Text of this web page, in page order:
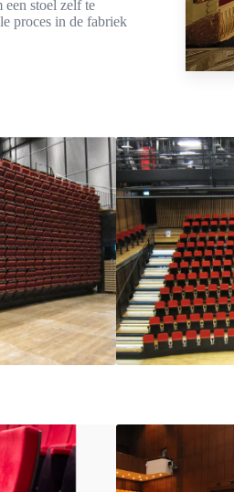
stoel zelf te
proces in de fabriek